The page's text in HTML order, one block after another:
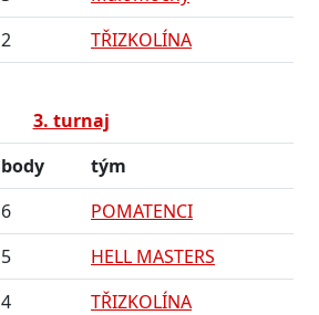
2 TŘIZKOLÍNA
3. turnaj
body
tým
6
POMATENCI
5
HELL MASTERS
4
TŘIZKOLÍNA